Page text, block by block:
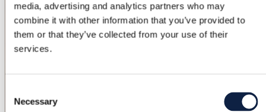
media, advertising and analytics partners who may
combine it with other information that you’ve provided to
them or that they’ve collected from your use of their
services.
Selection
Necessary